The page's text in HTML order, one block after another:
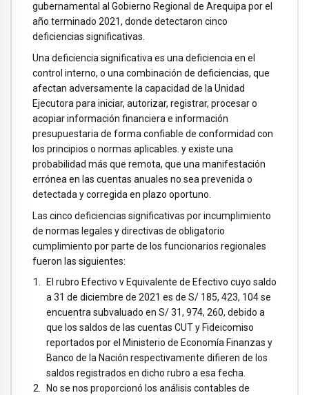
gubernamental al Gobierno Regional de Arequipa por el
año terminado 2021, donde detectaron cinco
deficiencias significativas.
Una deficiencia significativa es una deficiencia en el
control interno, o una combinación de deficiencias, que
afectan adversamente la capacidad de la Unidad
Ejecutora para iniciar, autorizar, registrar, procesar o
acopiar información financiera e información
presupuestaria de forma confiable de conformidad con
los principios o normas aplicables. y existe una
probabilidad más que remota, que una manifestación
errónea en las cuentas anuales no sea prevenida o
detectada y corregida en plazo oportuno.
Las cinco deficiencias significativas por incumplimiento
de normas legales y directivas de obligatorio
cumplimiento por parte de los funcionarios regionales
fueron las siguientes:
El rubro Efectivo v Equivalente de Efectivo cuyo saldo
a 31 de diciembre de 2021 es de S/ 185, 423, 104 se
encuentra subvaluado en S/ 31, 974, 260, debido a
que los saldos de las cuentas CUT y Fideicomiso
reportados por el Ministerio de Economía Finanzas y
Banco de la Nación respectivamente difieren de los
saldos registrados en dicho rubro a esa fecha.
No se nos proporcionó los análisis contables de